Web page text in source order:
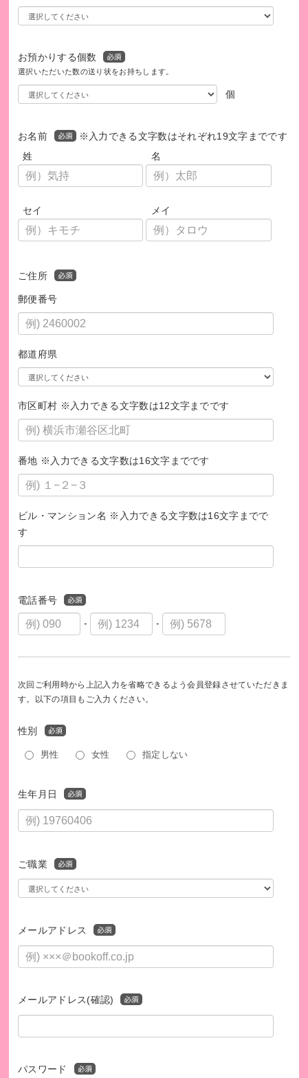
育や職業訓練などの包括的なリハビリテーション支援を行な
っています。
憎しみの連鎖の中にいる若者たちを、若者として受け止め、
平和の担い手として再生させていく。この日本発の考え方
で、世界中で拡大するテロと武力紛争に真正面から向き合っ
す。
ソマリアでの大工の職業訓練の様子
https://accept-int.org/
アクセプト・インターナショナル公式ホームページ
め、当法人へのご寄付は、寄付金控除などの税制上の優遇措
置の対象となります。
寄付金控除を受けるためには、ご自身で確定申告を行ってい
ただく必要があります。申告の際には、当法人が発行する
【領収書について】
・ご寄付の領収書は、毎年1月下旬ごろに、前年1年分（1月1
・領収書の発行は、年間の合計寄付額（キモチと。以外のご
寄付を含む）が2,000円以上の場合に限らせていただきます。
式会社からの入金を確認できたご寄付を対象に行います。
実際の入金日となります。
合、領収書の発行は翌々年1月となります。
ください。
お預かりする個数
選択いただいた数の送り状をお持ちします。
個
お名前
※入力できる文字数はそれぞれ19文字までです
姓
名
セイ メイ
ご住所
郵便番号
都道府県
市区町村 ※入力できる文字数は12文字までです
番地 ※入力できる文字数は16文字までです
ビル・マンション名 ※入力できる文字数は16文字までで
す
電話番号
- -
次回ご利用時から上記入力を省略できるよう会員登録させていただきま
す。以下の項目もご入力ください。
性別
男性 女性 指定しない
生年月日
ご職業
メールアドレス
メールアドレス(確認)
パスワード